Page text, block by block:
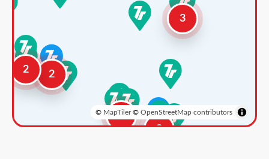
2
2
3
2
3
© MapTiler© OpenStreetMap contributors